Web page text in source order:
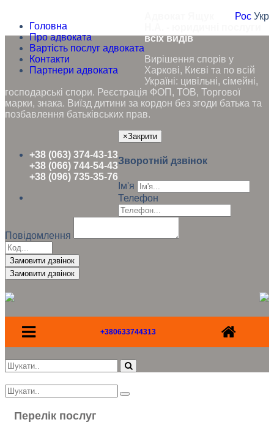
Головна
Про адвоката
Вартість послуг адвоката
Контакти
Партнери адвоката
Рос Укр
всіх видів
Вирішення спорів у
Харкові, Києві та по всій
Україні: цивільні, сімейні,
господарські спори. Реєстрація ФОП, ТОВ, Торгової
марки, знака. Виїзд дитини за кордон без згоди батька та
позбавлення батьківських прав.
+38 (063) 374-43-13
+38 (066) 744-54-43
+38 (096) 735-35-76
×Закрити
Зворотній дзвінок
Ім'я
Телефон
Повідомлення
Замовити дзвінок
+380633744313
Перелік послуг